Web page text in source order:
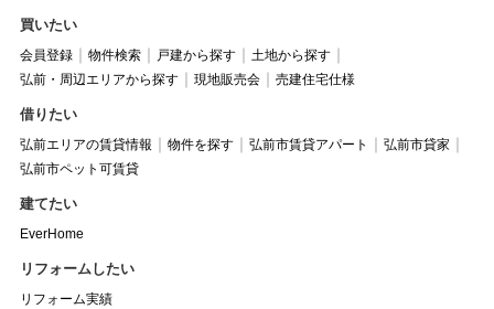
買いたい
会員登録 物件検索 戸建から探す
土地から探す
弘前・周辺エリアから探す
現地販売会 売建住宅仕様
借りたい
弘前エリアの賃貸情報 物件を探す 弘前市賃貸アパート
弘前市貸家
弘前市ペット可賃貸
建てたい
EverHome
リフォームしたい
リフォーム実績